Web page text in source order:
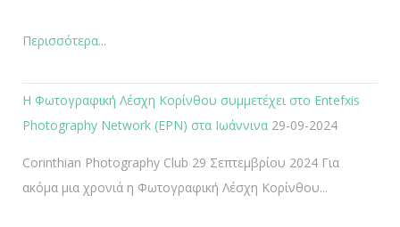
Περισσότερα...
Η Φωτογραφική Λέσχη Κορίνθου συμμετέχει στο Entefxis
Photography Network (EPN) στα Ιωάννινα 29-09-2024
Corinthian Photography Club 29 Σεπτεμβρίου 2024 Για
ακόμα μια χρονιά η Φωτογραφική Λέσχη Κορίνθου...